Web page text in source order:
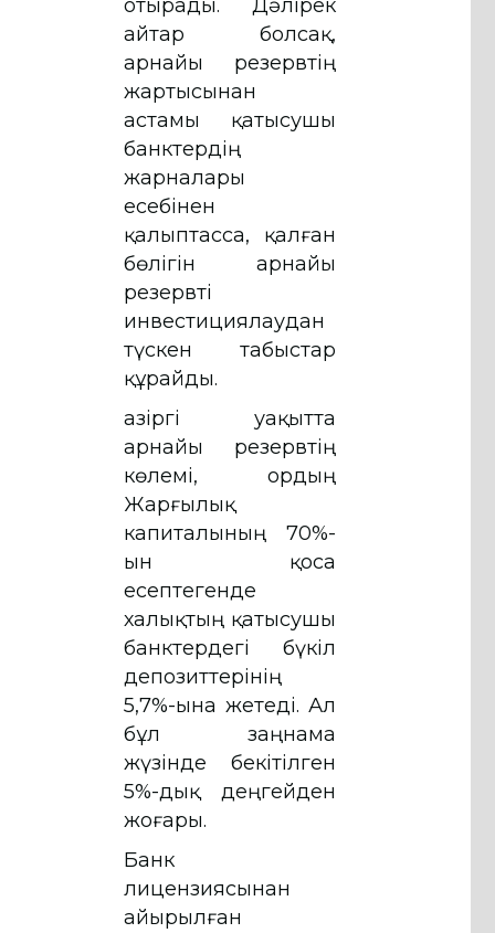
отырады. Дәлірек
айтар болсақ,
арнайы резервтің
жартысынан
астамы қатысушы
банктердің
жарналары
есебінен
қалыптасса, қалған
бөлігін арнайы
резервті
инвестициялаудан
түскен табыстар
құрайды.
Қазіргі уақытта
арнайы резервтің
көлемі, Қордың
Жарғылық
капиталының 70%-
ын қоса
есептегенде
халықтың қатысушы
банктердегі бүкіл
депозиттерінің
5,7%-ына жетеді. Ал
бұл заңнама
жүзінде бекітілген
5%-дық деңгейден
жоғары.
Банк
лицензиясынан
айырылған